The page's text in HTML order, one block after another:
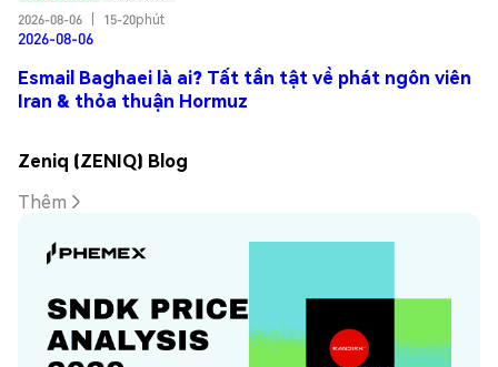
2026-08-06
15-20phút
2026-08-06
Esmail Baghaei là ai? Tất tần tật về phát ngôn viên
Iran & thỏa thuận Hormuz
Zeniq (ZENIQ) Blog
Thêm